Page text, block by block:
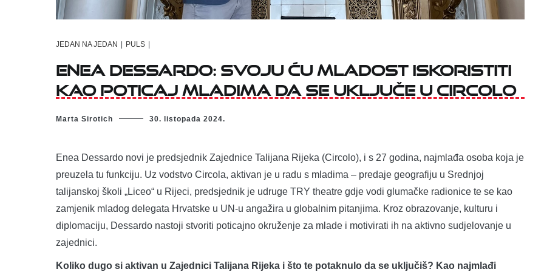
JEDAN NA JEDAN PULS
Enea Dessardo: Svoju ću mladost iskoristiti
kao poticaj mladima da se uključe u Circolo
Marta Sirotich 30. listopada 2024.
Enea Dessardo novi je predsjednik Zajednice Talijana Rijeka (Circolo), i s 27 godina, najmlađa osoba koja je
preuzela tu funkciju. Uz vodstvo Circola, aktivan je u radu s mladima – predaje geografiju u Srednjoj
talijanskoj školi „Liceo“ u Rijeci, predsjednik je udruge TRY theatre gdje vodi glumačke radionice te se kao
zamjenik mladog delegata Hrvatske u UN-u angažira u globalnim pitanjima. Kroz obrazovanje, kulturu i
diplomaciju, Dessardo nastoji stvoriti poticajno okruženje za mlade i motivirati ih na aktivno sudjelovanje u
zajednici.
Koliko dugo si aktivan u Zajednici Talijana Rijeka i što te potaknulo da se uključiš? Kao najmlađi